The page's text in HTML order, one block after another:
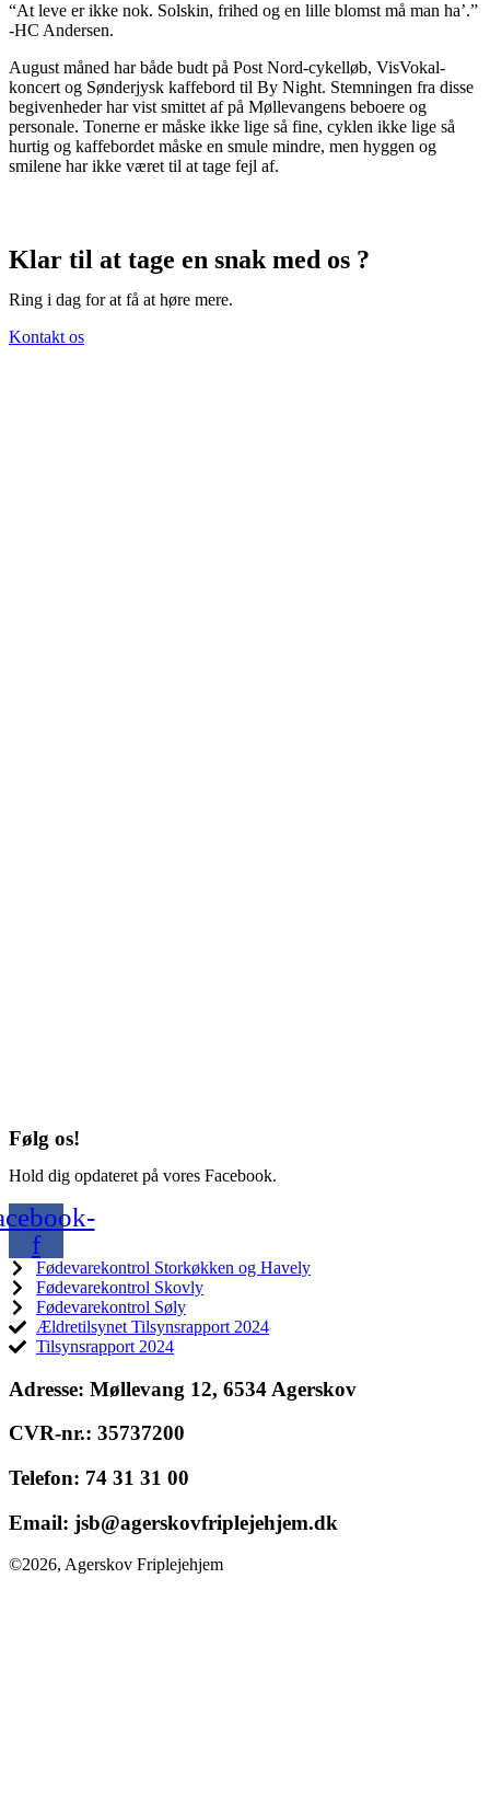
“At leve er ikke nok. Solskin, frihed og en lille blomst må man ha’.”
-HC Andersen.
August måned har både budt på Post Nord-cykelløb, VisVokal-
koncert og Sønderjysk kaffebord til By Night. Stemningen fra disse
begivenheder har vist smittet af på Møllevangens beboere og
personale. Tonerne er måske ikke lige så fine, cyklen ikke lige så
hurtig og kaffebordet måske en smule mindre, men hyggen og
smilene har ikke været til at tage fejl af.
Klar til at tage en snak med os ?
Ring i dag for at få at høre mere.
Kontakt os
Følg os!
Hold dig opdateret på vores Facebook.
f
Fødevarekontrol Storkøkken og Havely
Fødevarekontrol Skovly
Fødevarekontrol Søly
Ældretilsynet Tilsynsrapport 2024
Tilsynsrapport 2024
Adresse: Møllevang 12, 6534 Agerskov
CVR-nr.: 35737200
Telefon: 74 31 31 00
Email: jsb@agerskovfriplejehjem.dk
©2026, Agerskov Friplejehjem